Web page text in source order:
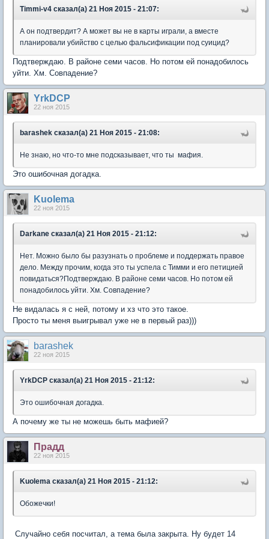
Timmi-v4 сказал(а) 21 Ноя 2015 - 21:07:
А он подтвердит? А может вы не в карты играли, а вместе
планировали убийство с целью фальсификации под суицид?
Подтверждаю. В районе семи часов. Но потом ей понадобилось
уйти. Хм. Совпадение?
YrkDCP
22 ноя 2015
barashek сказал(а) 21 Ноя 2015 - 21:08:
Не знаю, но что-то мне подсказывает, что ты мафия.
Это ошибочная догадка.
Kuolema
22 ноя 2015
Darkane сказал(а) 21 Ноя 2015 - 21:12:
Нет. Можно было бы разузнать о проблеме и поддержать правое
дело. Между прочим, когда это ты успела с Тимми и его петицией
повидаться?Подтверждаю. В районе семи часов. Но потом ей
понадобилось уйти. Хм. Совпадение?
Не видалась я с ней, потому и хз что это такое.
Просто ты меня выигрывал уже не в первый раз)))
barashek
22 ноя 2015
YrkDCP сказал(а) 21 Ноя 2015 - 21:12:
Это ошибочная догадка.
А почему же ты не можешь быть мафией?
Прадд
22 ноя 2015
Kuolema сказал(а) 21 Ноя 2015 - 21:12:
Обожечки!
Случайно себя посчитал, а тема была закрыта. Ну будет 14